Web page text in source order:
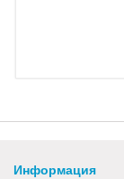
Информация